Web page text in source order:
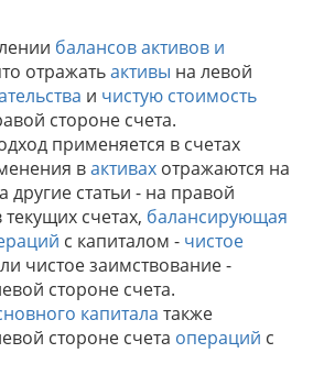
балансов активов и
отражатьактивы на левой
и чистую стоимость
стороне счета.
применяется в счетах
вактивах отражаются на
другие статьи - на правой
счетах, балансирующая
с капиталом - чистое
чистое заимствование -
стороне счета.
капитала также
стороне счета операций с